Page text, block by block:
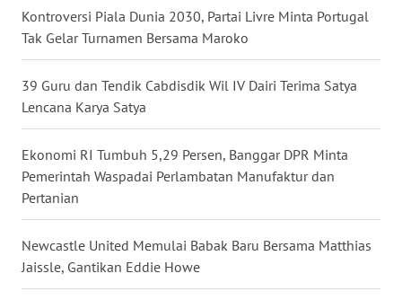
Kontroversi Piala Dunia 2030, Partai Livre Minta Portugal
Tak Gelar Turnamen Bersama Maroko
39 Guru dan Tendik Cabdisdik Wil IV Dairi Terima Satya
Lencana Karya Satya
Ekonomi RI Tumbuh 5,29 Persen, Banggar DPR Minta
Pemerintah Waspadai Perlambatan Manufaktur dan
Pertanian
Newcastle United Memulai Babak Baru Bersama Matthias
Jaissle, Gantikan Eddie Howe
SULSEL
GORONTALO
SULUT
WN
MALUKU
WN
MALUT